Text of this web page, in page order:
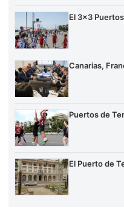
El 3×3
Canarias,
Puertos de
El Puerto de